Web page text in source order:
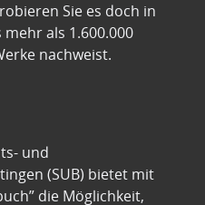
Sie es doch in
als 1.600.000
nachweist.
und
(SUB) bietet mit
die Möglichkeit,